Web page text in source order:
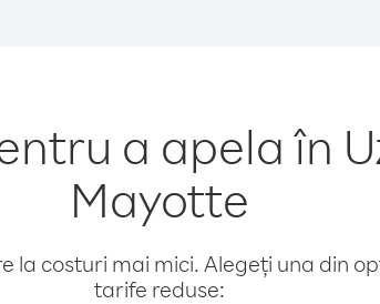
a apela în
Mayotte
la costuri mai mici. Alegeți una din
tarife reduse: